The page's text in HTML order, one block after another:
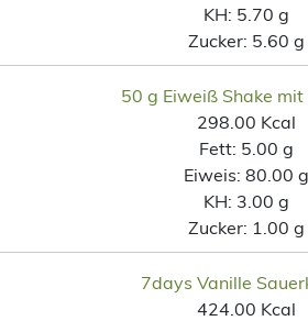
KH: 5.70 g
Zucker: 5.60 g
50 g Eiweiß Shake
298.00 Kcal
Fett: 5.00 g
Eiweis: 80.00 g
KH: 3.00 g
Zucker: 1.00 g
7days Vanille
424.00 Kcal